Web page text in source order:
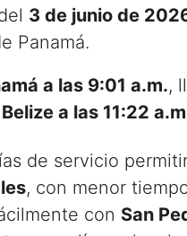
3 de junio de
Panamá.
a las 9:01 a.m.,
Belize a las 11:22
de servicio
, con menor
con San